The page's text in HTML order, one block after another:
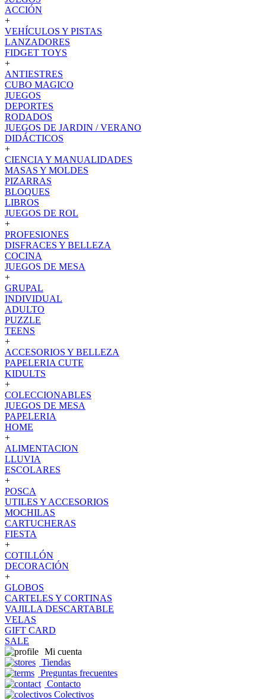
ACCIÓN
+
VEHÍCULOS Y PISTAS
LANZADORES
FIDGET TOYS
+
ANTIESTRES
CUBO MAGICO
JUEGOS
DEPORTES
RODADOS
JUEGOS DE JARDIN / VERANO
DIDÁCTICOS
+
CIENCIA Y MANUALIDADES
MASAS Y MOLDES
PIZARRAS
BLOQUES
LIBROS
JUEGOS DE ROL
+
PROFESIONES
DISFRACES Y BELLEZA
COCINA
JUEGOS DE MESA
+
GRUPAL
INDIVIDUAL
ADULTO
PUZZLE
TEENS
+
ACCESORIOS Y BELLEZA
PAPELERIA CUTE
KIDULTS
+
COLECCIONABLES
JUEGOS DE MESA
PAPELERIA
HOME
+
ALIMENTACION
LLUVIA
ESCOLARES
+
POSCA
UTILES Y ACCESORIOS
MOCHILAS
CARTUCHERAS
FIESTA
+
COTILLÓN
DECORACIÓN
+
GLOBOS
CARTELES Y CORTINAS
VAJILLA DESCARTABLE
VELAS
GIFT CARD
SALE
Mi cuenta
Tiendas
Preguntas frecuentes
Contacto
Colectivos